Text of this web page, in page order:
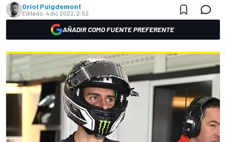
Oriol Puigdemont
Editado: 4 dic 2022, 2:52
AÑADIR COMO FUENTE PREFERENTE